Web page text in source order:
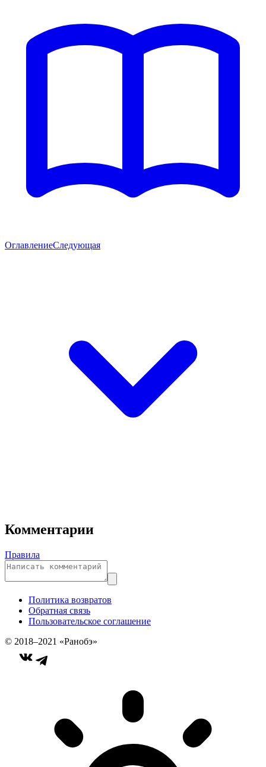
ОглавлениеСледующая
Комментарии
Правила
Политика возвратов
Обратная связь
Пользовательское соглашение
© 2018–2021 «Ранобэ»